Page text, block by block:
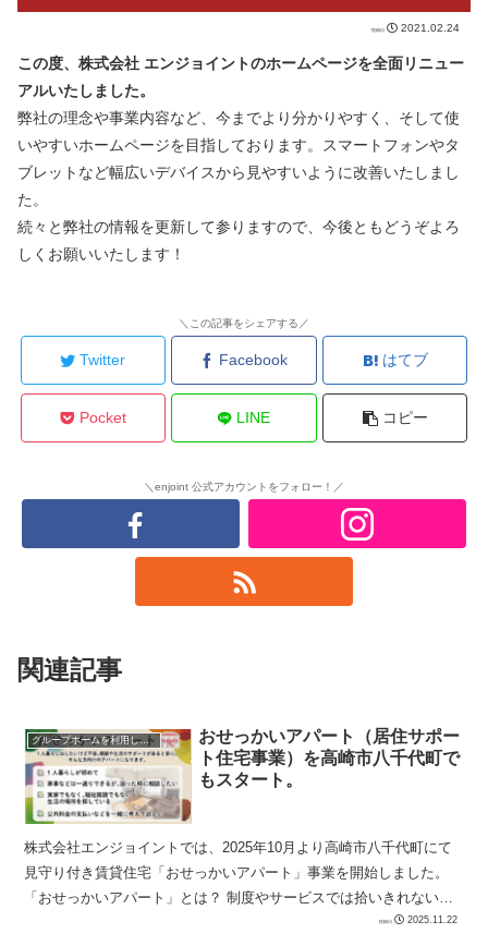
2021.02.24
この度、株式会社 エンジョイントのホームページを全面リニュー
アルいたしました。
弊社の理念や事業内容など、今までより分かりやすく、そして使
いやすいホームページを目指しております。スマートフォンやタ
ブレットなど幅広いデバイスから見やすいように改善いたしまし
た。
続々と弊社の情報を更新して参りますので、今後ともどうぞよろ
しくお願いいたします！
＼この記事をシェアする／
Twitter Facebook はてブ
Pocket LINE コピー
＼enjoint 公式アカウントをフォロー！／
関連記事
グループホームを利用したい方へ
おせっかいアパート（居住サポー
ト住宅事業）を高崎市八千代町で
もスタート。
株式会社エンジョイントでは、2025年10月より高崎市八千代町にて
見守り付き賃貸住宅「おせっかいアパート」事業を開始しました。
「おせっかいアパート」とは？ 制度やサービスでは拾いきれない、
2025.11.22